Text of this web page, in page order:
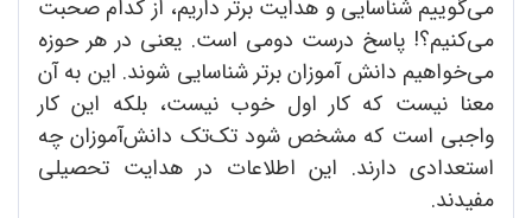
می‌گوییم شناسایی و هدایت برتر داریم، از کدام صحبت
می‌کنیم؟! پاسخ درست دومی است. یعنی در هر حوزه
می‌خواهیم دانش آموزان برتر شناسایی شوند. این به آن
معنا نیست که کار اول خوب نیست، بلکه این کار
واجبی است که مشخص شود تک‌تک دانش‌آموزان چه
استعدادی دارند. این اطلاعات در هدایت تحصیلی
مفیدند.